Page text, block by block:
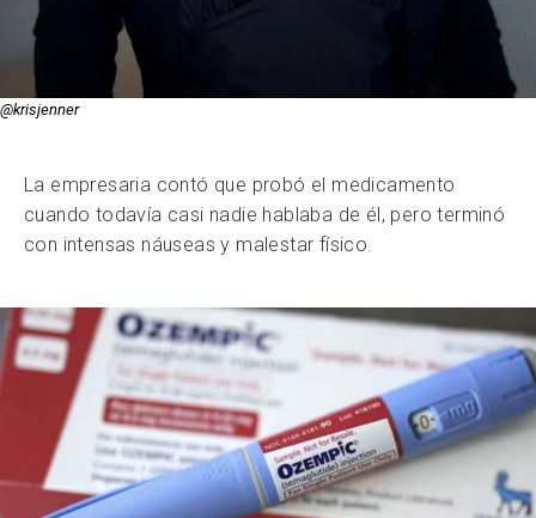
@krisjenner
La empresaria contó que probó el medicamento
cuando todavía casi nadie hablaba de él, pero terminó
con intensas náuseas y malestar físico.